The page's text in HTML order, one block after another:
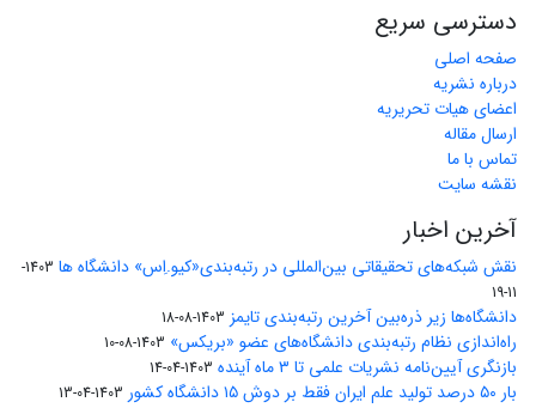
دسترسی سریع
صفحه اصلی
درباره نشریه
اعضای هیات تحریریه
ارسال مقاله
تماس با ما
نقشه سایت
آخرین اخبار
نقش شبکه‌های تحقیقاتی بین‌المللی در رتبه‌بندی«کیو.اِس» دانشگاه ها
1403-
11-19
دانشگاه‌ها زیر ذره‌بین آخرین رتبه‌بندی تایمز 1403-08-18
راه‌اندازی نظام رتبه‌بندی دانشگاه‌‌های عضو «بریکس» 1403-08-10
بازنگری آیین‌نامه نشریات علمی تا ۳ ماه آینده 1403-04-14
بار ۵۰ درصد تولید علم ایران فقط بر دوش ۱۵ دانشگاه کشور 1403-04-13